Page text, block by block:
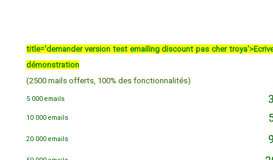
title='demander version test emailing discount pas cher
démonstration
(2500 mails offerts, 100% des fonctionnalités)
5 000 emails
10 000 emails
20 000 emails